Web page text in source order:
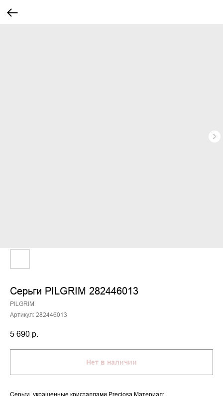
Серьги PILGRIM 282446013
PILGRIM
Артикул: 282446013
5 690 р.
Нет в наличии
Серьги, украшенные кристаллами Preciosa.Материал: